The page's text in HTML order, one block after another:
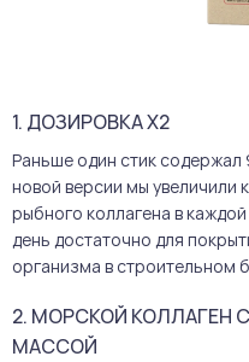
1. ДОЗИРОВКА Х2
Раньше один стик содержал
новой версии мы увеличили
рыбного коллагена в
день достаточно для
организма в строительном
2. МОРСКОЙ КОЛЛАГЕН
МАССОЙ